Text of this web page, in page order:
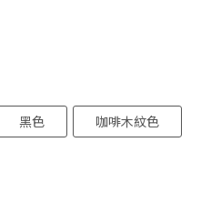
黑色 咖啡木紋色